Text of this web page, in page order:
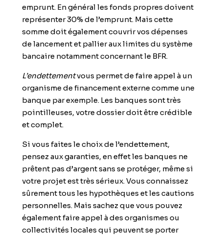
emprunt. En général les fonds propres doivent
représenter 30% de l’emprunt.Mais cette
somme doit également couvrir vos dépenses
de lancement et pallier aux limites du système
bancaire notamment concernant le BFR.
L’endettementvous permet de faire appel à un
organisme de financement externe comme une
banque par exemple. Les banques sont très
pointilleuses, votre dossier doit être crédible
et complet.
Si vous faites le choix de l’endettement,
pensez aux garanties, en effet les banques ne
prêtent pas d’argent sans se protéger, même si
votre projet est très sérieux. Vous connaissez
sûrement tous les hypothèques et les cautions
personnelles. Mais sachez que vous pouvez
également faire appel à des organismes ou
collectivités locales qui peuvent se porter